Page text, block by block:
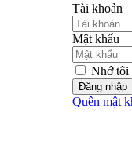
Tài khoản
Mật khẩu
Nhớ tôi
Đăng nhập
Quên mật